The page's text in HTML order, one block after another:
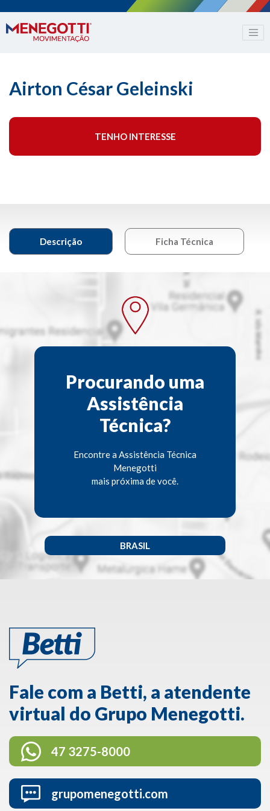
Airton César Geleinski
TENHO INTERESSE
Descrição Ficha Técnica
Procurando uma
Assistência
Técnica?
Encontre a Assistência Técnica
Menegotti
mais próxima de você.
BRASIL
Fale com a Betti, a atendente
virtual do Grupo Menegotti.
47 3275-8000
grupomenegotti.com